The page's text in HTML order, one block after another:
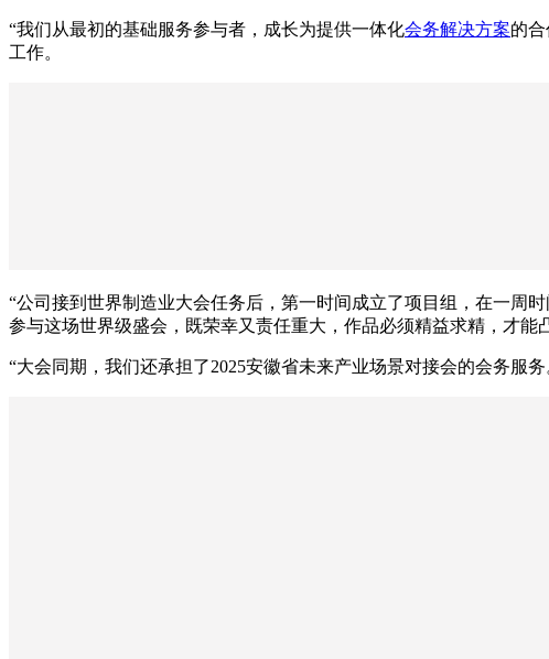
“我们从最初的基础服务参与者，成长为提供一体化会务解决方案的
工作。
“公司接到世界制造业大会任务后，第一时间成立了项目组，在一周
参与这场世界级盛会，既荣幸又责任重大，作品必须精益求精，才能
“大会同期，我们还承担了2025安徽省未来产业场景对接会的会务服